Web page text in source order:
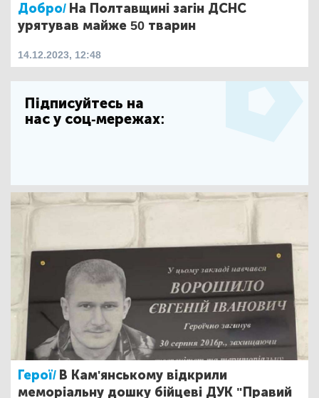
Добро/ На Полтавщині загін ДСНС
урятував майже 50 тварин
14.12.2023, 12:48
Підписуйтесь на
нас у соц-мережах:
Герої/ В Кам'янському відкрили
меморіальну дошку бійцеві ДУК "Правий